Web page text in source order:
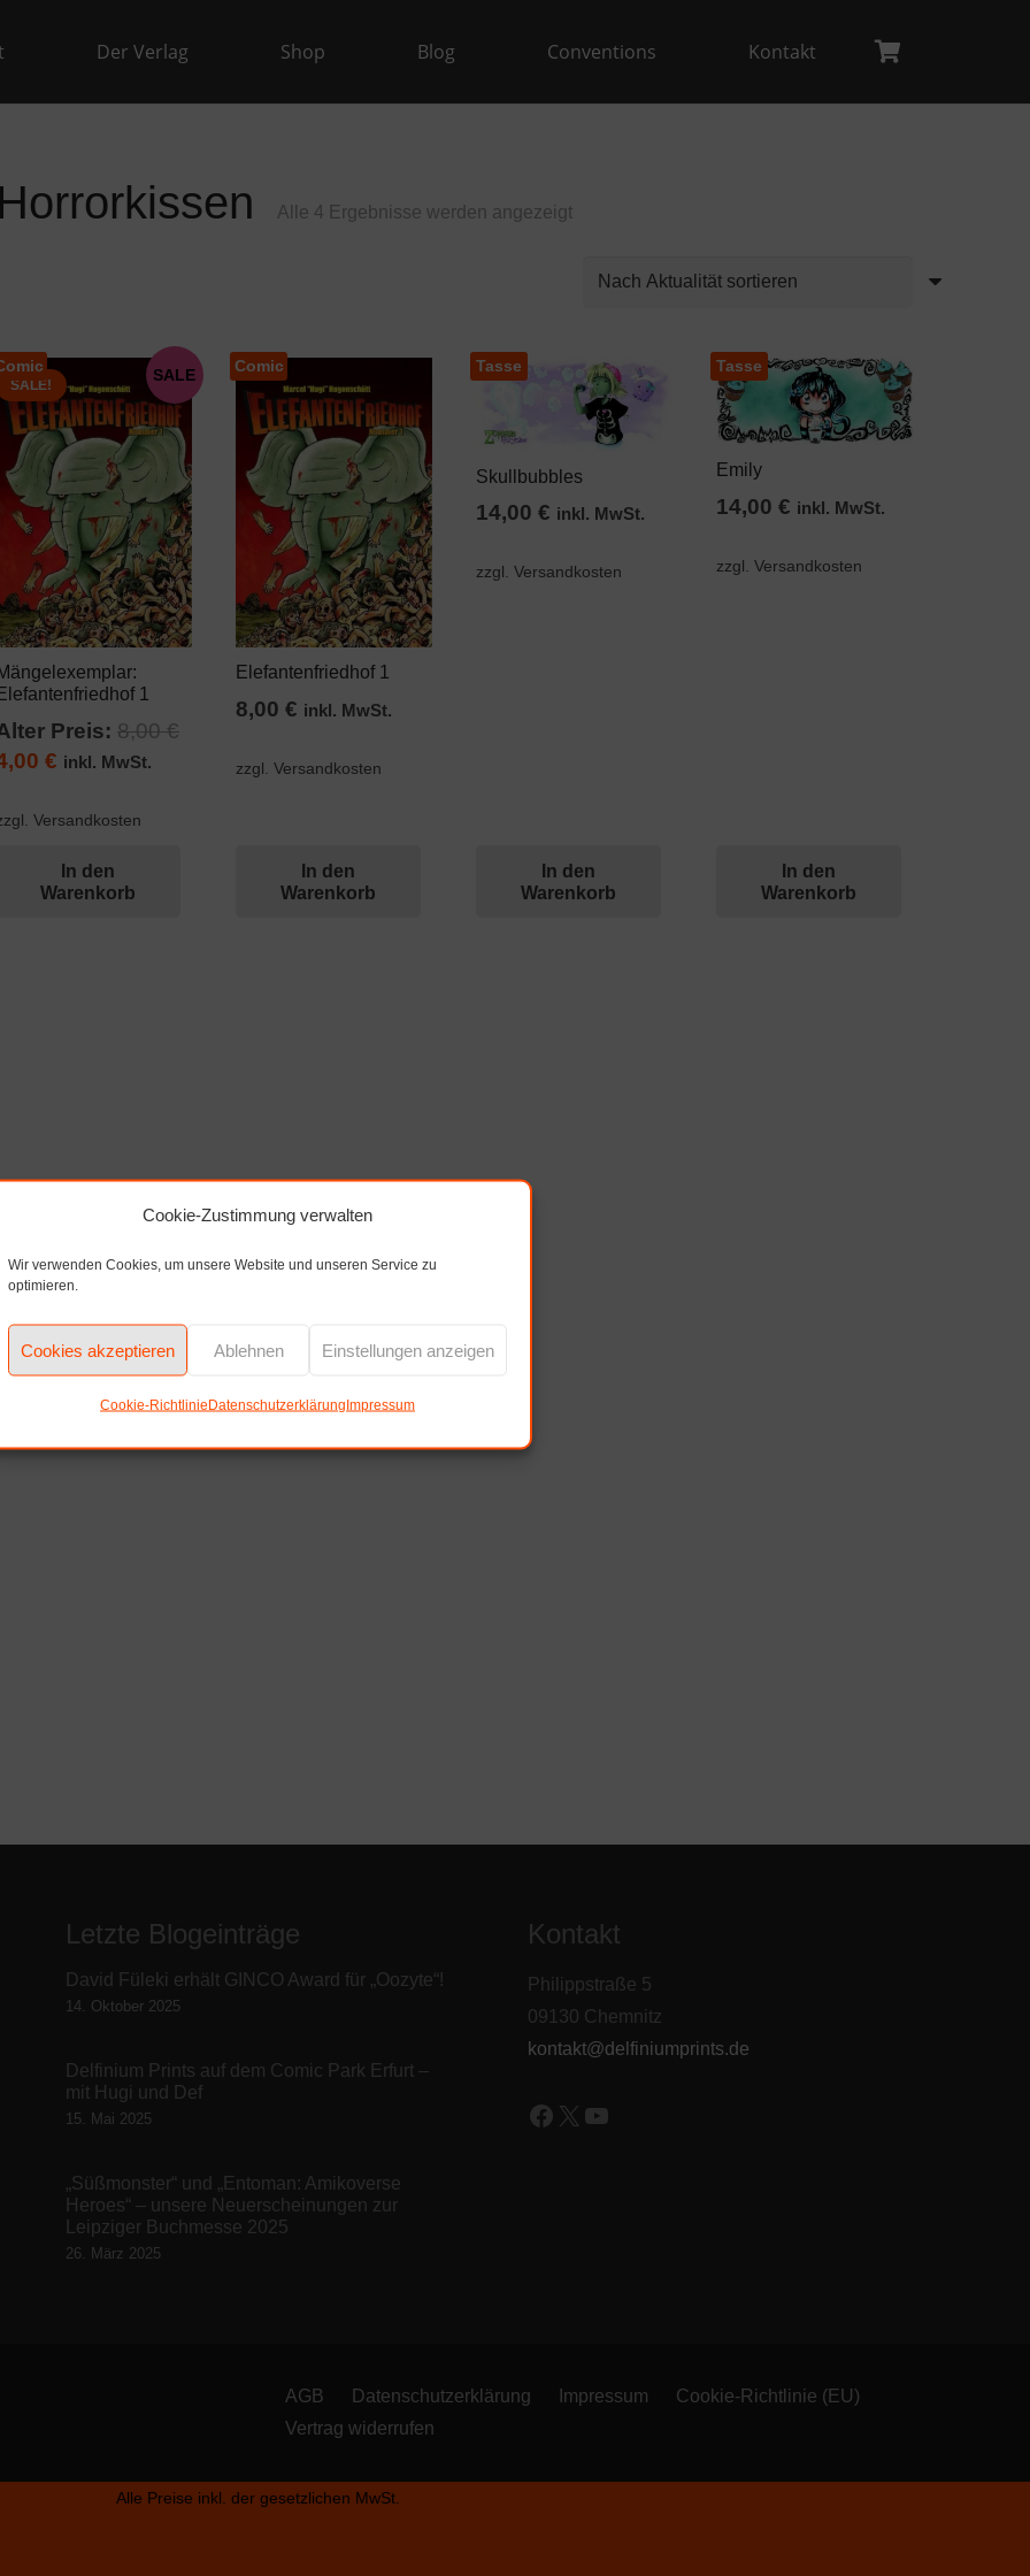
Cookie-Zustimmung verwalten
Wir verwenden Cookies, um unsere Website und unseren Service zu
optimieren.
Cookies akzeptieren Ablehnen Einstellungen anzeigen
Cookie-RichtlinieDatenschutzerklärungImpressum
Der Verlag Shop Blog Conventions Kontakt
Horrorkissen Alle 4 Ergebnisse werden angezeigtNach
sortiert
SALE!
SALE
Elefantenfriedhof 1
Preis: 8,00€
€ Aktueller
ist:
inkl. MwSt.
Versandkosten
In den
Warenkorb
Comic
Elefantenfriedhof 1
8,00€ inkl. MwSt.
zzgl. Versandkosten
In den
Warenkorb
Tasse
Skullbubbles
14,00€ inkl. MwSt.
zzgl. Versandkosten
In den
Warenkorb
Tasse
Emily
14,00€ inkl. MwSt.
zzgl. Versandkosten
In den
Warenkorb
Letzte Blogeinträge
David Füleki erhält GINCO Award für „Oozyte“!
14. Oktober 2025
Delfinium Prints auf dem Comic Park Erfurt –
mit Hugi und Def
15. Mai 2025
„Süßmonster“ und „Entoman: Amikoverse
Heroes“ – unsere Neuerscheinungen zur
Leipziger Buchmesse 2025
26. März 2025
Kontakt
Philippstraße 5
09130 Chemnitz
kontakt@delfiniumprints.de
Facebook
X YouTube
AGB Datenschutzerklärung Impressum
Cookie-Richtlinie (EU)
Vertrag widerrufen
Alle Preise inkl. der gesetzlichen MwSt.